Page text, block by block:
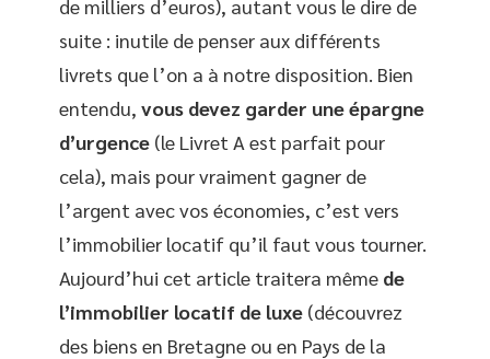
de milliers d’euros), autant vous le dire de
suite : inutile de penser aux différents
livrets que l’on a à notre disposition. Bien
entendu, vous devez garder une épargne
d’urgence (le Livret A est parfait pour
cela), mais pour vraiment gagner de
l’argent avec vos économies, c’est vers
l’immobilier locatif qu’il faut vous tourner.
Aujourd’hui cet article traitera même de
l’immobilier locatif de luxe (découvrez
des biens en Bretagne ou en Pays de la